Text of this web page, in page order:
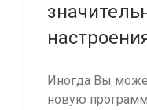
Иногда Вы
новую